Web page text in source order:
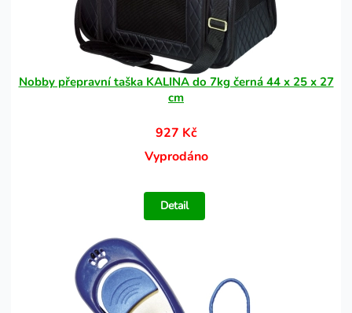
Nobby přepravní taška KALINA do 7kg černá 44 x 25 x 27
cm
927 Kč
Vyprodáno
Detail